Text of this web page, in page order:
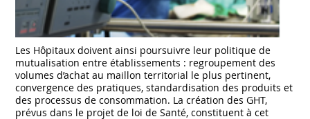
Les Hôpitaux doivent ainsi poursuivre leur politique de
mutualisation entre établissements : regroupement des
volumes d’achat au maillon territorial le plus pertinent,
convergence des pratiques, standardisation des produits et
des processus de consommation. La création des GHT,
prévus dans le projet de loi de Santé, constituent à cet